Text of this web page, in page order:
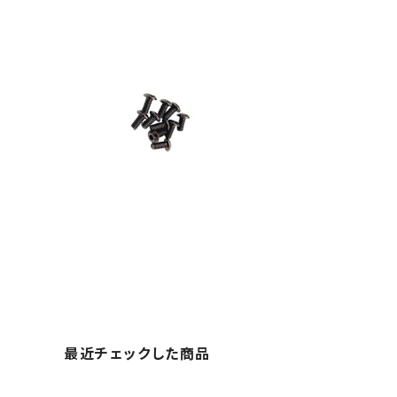
最近チェックした商品